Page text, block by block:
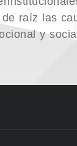
raíz las
y